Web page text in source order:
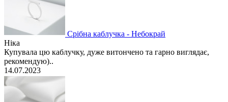
Срібна каблучка - Небокрай
Ніка
Купувала цю каблучку, дуже витончено та гарно виглядає,
рекомендую)..
14.07.2023